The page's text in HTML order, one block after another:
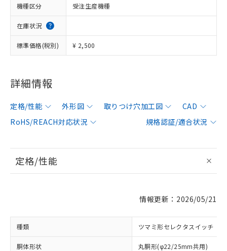
機種区分 受注生産機種
在庫状況
標準価格(税別) ¥ 2,500
詳細情報
定格/性能 外形図 取りつけ穴加工図
CAD
RoHS/REACH対応状況
規格認証/適合状況
定格/性能
情報更新：2026/05/21
種類 ツマミ形セレクタスイッチ
胴体形状 丸胴形(φ22/25mm共用)